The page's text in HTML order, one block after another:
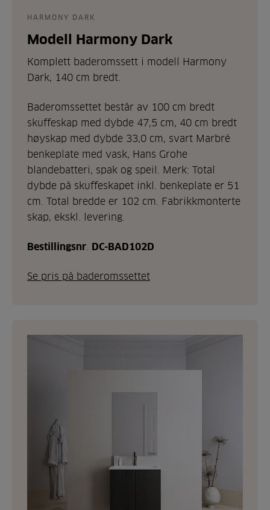
HARMONY DARK
Modell Harmony Dark
Komplett baderomssett i modell Harmony
Dark, 140 cm bredt.
Baderomssettet består av 100 cm bredt
skuffeskap med dybde 47,5 cm, 40 cm bredt
høyskap med dybde 33,0 cm, svart Marbré
benkeplate med vask, Hans Grohe
blandebatteri, spak og speil. Merk: Total
dybde på skuffeskapet inkl. benkeplate er 51
cm. Total bredde er 102 cm. Fabrikkmonterte
skap, ekskl. levering.
Bestillingsnr DC-BAD102D
Se pris på baderomssettet